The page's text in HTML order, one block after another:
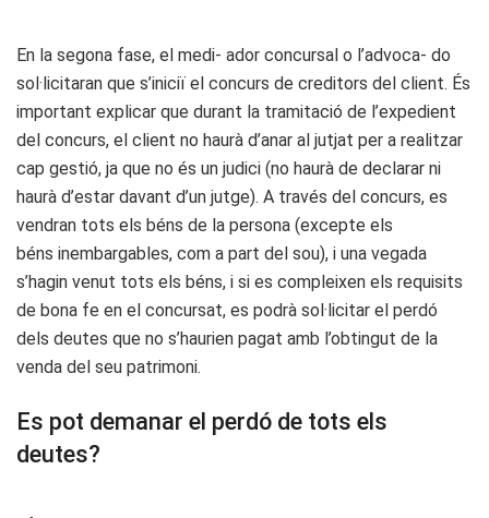
En la segona fase, el medi- ador concursal o l’advoca- do
sol·licitaran que s’iniciï el concurs de creditors del client. És
important explicar que durant la tramitació de l’expedient
del concurs, el client no haurà d’anar al jutjat per a realitzar
cap gestió, ja que no és un judici (no haurà de declarar ni
haurà d’estar davant d’un jutge). A través del concurs, es
vendran tots els béns de la persona (excepte els
béns inembargables, com a part del sou), i una vegada
s’hagin venut tots els béns, i si es compleixen els requisits
de bona fe en el concursat, es podrà sol·licitar el perdó
dels deutes que no s’haurien pagat amb l’obtingut de la
venda del seu patrimoni.
Es pot demanar el perdó de tots els
deutes?